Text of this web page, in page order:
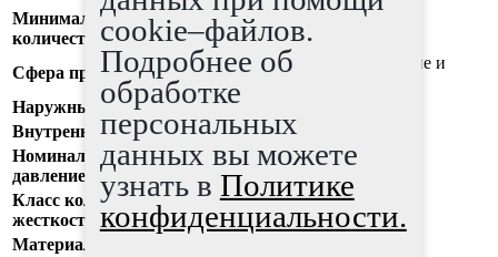
Минимальное
количество
100
Сфера применения
дренажные системы, осушение и
Наружный диаметр
50 мм
Внутренний диаметр
40 мм
Номинальное
давление (PN)
0
Класс кольцевой
жесткости (SN)
10
Материал
cookie–файлов.
Подробнее об
обработке
персональных
данных вы можете
узнать в Политике
конфиденциальности.